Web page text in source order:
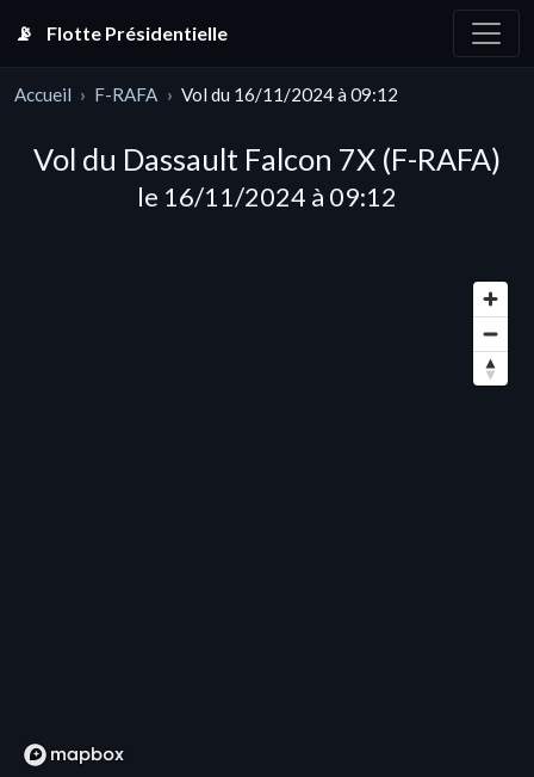
📡 Flotte Présidentielle
Accueil F-RAFA Vol du 16/11/2024 à 09:12
Vol du Dassault Falcon 7X (F-RAFA)
le 16/11/2024 à 09:12